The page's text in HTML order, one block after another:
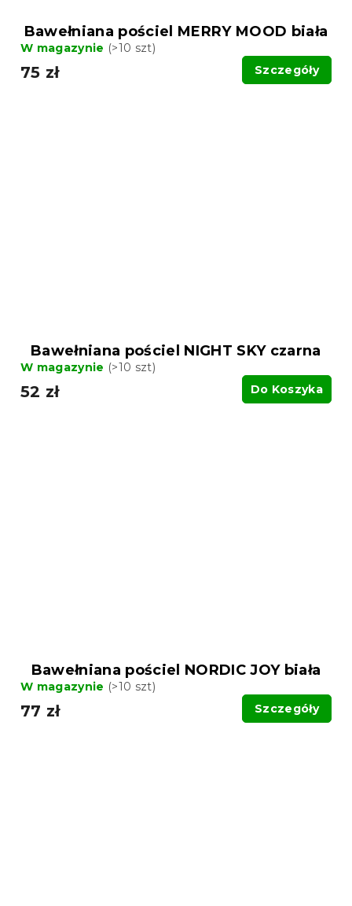
Bawełniana pościel MERRY MOOD biała
W magazynie (>10 szt)
75 zł Szczegóły
Bawełniana pościel NIGHT SKY czarna
W magazynie (>10 szt)
52 zł Do Koszyka
Bawełniana pościel NORDIC JOY biała
W magazynie (>10 szt)
77 zł Szczegóły